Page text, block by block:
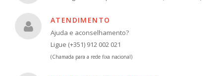
ATENDIMENTO
Ajuda e aconselhamento?
Ligue (+351) 912 002 021
(Chamada para a rede fixa nacional)